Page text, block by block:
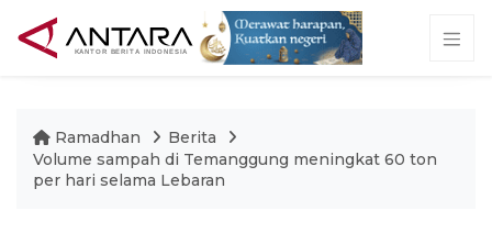
Ramadhan
Berita
Volume sampah di Temanggung meningkat 60 ton
per hari selama Lebaran